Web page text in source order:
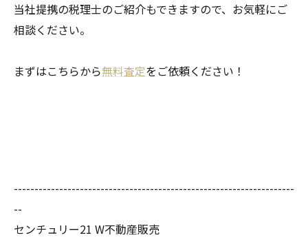
当社提携の税理士のご紹介もできますので、お気軽にご
相談ください。
まずはこちらから無料査定をご依頼ください！
--------------------------------------------------------------------
--
センチュリー21 W不動産販売